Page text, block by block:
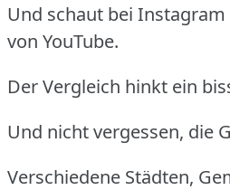
Und schaut bei Instagram
von YouTube.
Der Vergleich hinkt ein
Und nicht vergessen, die
Verschiedene Städten,